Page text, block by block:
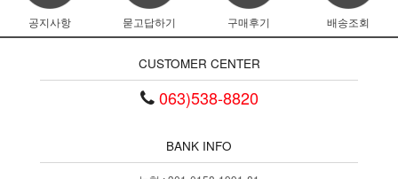
공지사항 묻고답하기 구매후기 배송조회
CUSTOMER CENTER
063)538-8820
BANK INFO